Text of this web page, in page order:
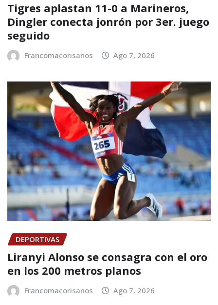
Tigres aplastan 11-0 a Marineros,
Dingler conecta jonrón por 3er. juego
seguido
Francomacorisanos Ago 7, 2026
DEPORTIVAS
Liranyi Alonso se consagra con el oro
en los 200 metros planos
Francomacorisanos Ago 7, 2026